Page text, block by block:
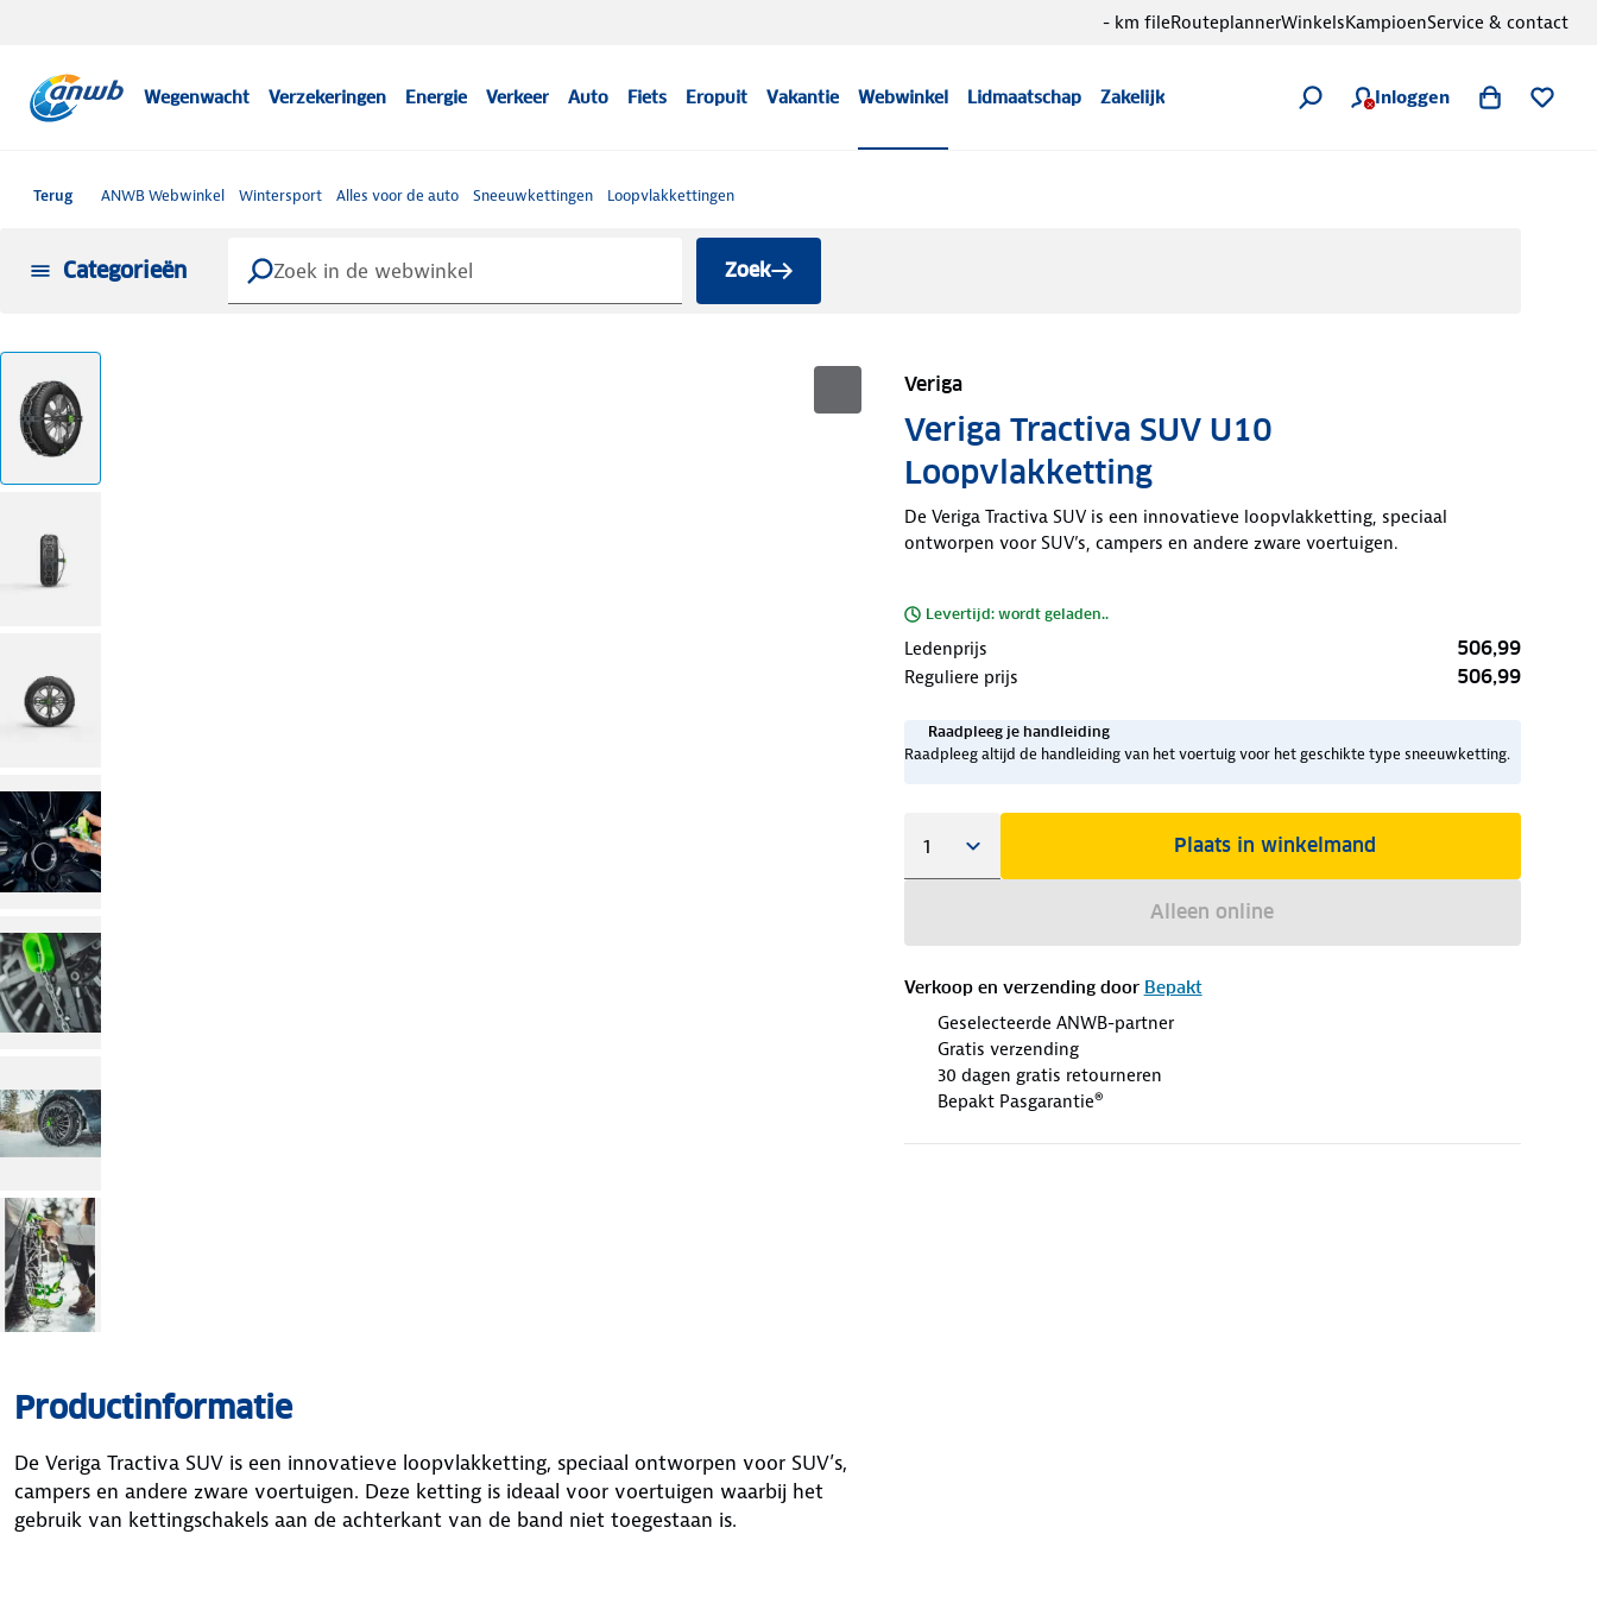
Wegenwacht Verzekeringen Energie Verkeer Auto Fiets Eropuit Vakantie Webwinkel Lidmaatschap Zakelijk Inloggen
- km fileRouteplannerWinkelsKampioenService & contact
Terug ANWB Webwinkel Wintersport Alles voor de auto Sneeuwkettingen Loopvlakkettingen
Categorieën Zoek
Veriga
Veriga Tractiva SUV U10
Loopvlakketting
De Veriga Tractiva SUV is een innovatieve loopvlakketting, speciaal
ontworpen voor SUV’s, campers en andere zware voertuigen.
Levertijd: wordt geladen..
Ledenprijs 506,99
Reguliere prijs 506,99
Raadpleeg je handleiding
Raadpleeg altijd de handleiding van het voertuig voor het geschikte type sneeuwketting.
Plaats in winkelmand
Alleen online
Verkoop en verzending door Bepakt
Geselecteerde ANWB-partner
Gratis verzending
30 dagen gratis retourneren
Bepakt Pasgarantie®
Productinformatie
De Veriga Tractiva SUV is een innovatieve loopvlakketting, speciaal ontworpen voor SUV’s,
campers en andere zware voertuigen. Deze ketting is ideaal voor voertuigen waarbij het
gebruik van kettingschakels aan de achterkant van de band niet toegestaan is.